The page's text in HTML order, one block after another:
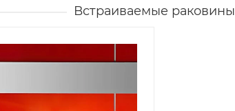
Встраиваемые раковины